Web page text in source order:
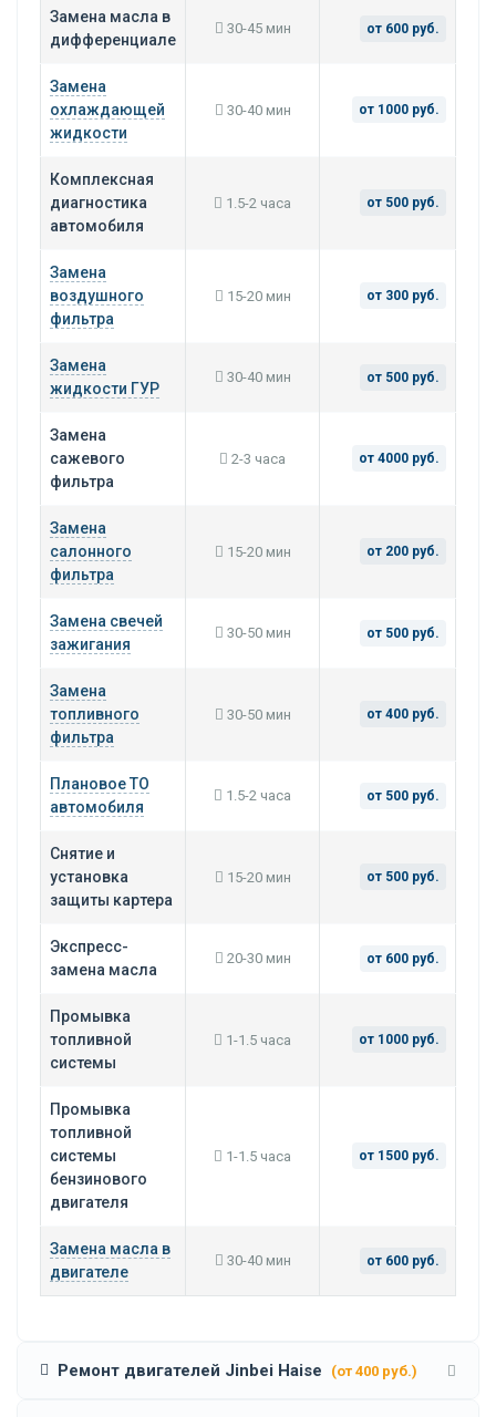
Замена масла в
дифференциале
30-45 мин от 600 руб.
Замена
охлаждающей
жидкости
30-40 мин от 1000 руб.
Комплексная
диагностика
автомобиля
1.5-2 часа от 500 руб.
Замена
воздушного
фильтра
15-20 мин от 300 руб.
Замена
жидкости ГУР
30-40 мин от 500 руб.
Замена
сажевого
фильтра
2-3 часа от 4000 руб.
Замена
салонного
фильтра
15-20 мин от 200 руб.
Замена свечей
зажигания
30-50 мин от 500 руб.
Замена
топливного
фильтра
30-50 мин от 400 руб.
Плановое ТО
автомобиля
1.5-2 часа от 500 руб.
Снятие и
установка
защиты картера
15-20 мин от 500 руб.
Экспресс-
замена масла
20-30 мин от 600 руб.
Промывка
топливной
системы
1-1.5 часа от 1000 руб.
Промывка
топливной
системы
бензинового
двигателя
1-1.5 часа от 1500 руб.
Замена масла в
двигателе
30-40 мин от 600 руб.
Ремонт двигателей Jinbei Haise (от 400 руб.)